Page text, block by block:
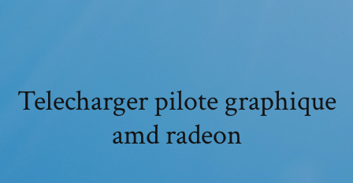
Telecharger pilote graphique
amd radeon